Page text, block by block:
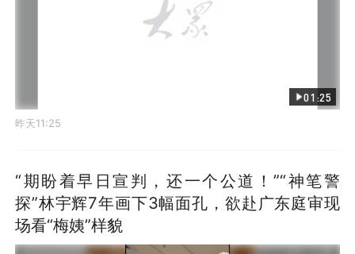
01:25
昨天11:25
“期盼着早日宣判，还一个公道！”“神笔警
探”林宇辉7年画下3幅面孔，欲赴广东庭审现
场看“梅姨”样貌